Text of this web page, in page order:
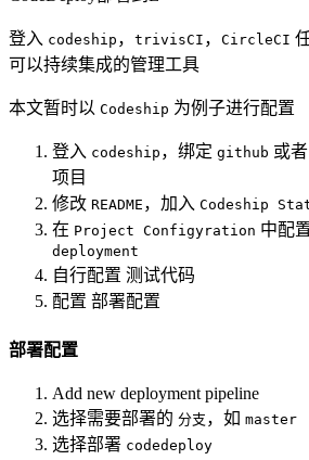
登入 codeship ， trivisCI ， CircleCI
可以持续集成的管理工具
本文暂时以 Codeship 为例子进行配置
登入 codeship ，绑定 github 或者
项目
修改 README ，加入 Codeship
在 Project Configyration 中配
deployment
自行配置 测试代码
配置 部署配置
部署配置
Add new deployment pipeline
选择需要部署的 分支 ，如 master
选择部署 codedeploy